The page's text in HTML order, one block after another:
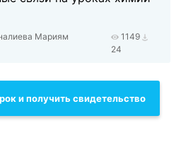
Мариям
1149
24
и получить свидетельство